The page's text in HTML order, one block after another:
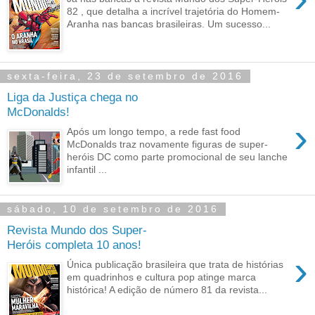
82 , que detalha a incrível trajetória do Homem-
Aranha nas bancas brasileiras. Um sucesso...
sexta-feira, 23 de setembro de 2016
Liga da Justiça chega no
McDonalds!
›
Após um longo tempo, a rede fast food
McDonalds traz novamente figuras de super-
heróis DC como parte promocional de seu lanche
infantil ...
sábado, 10 de setembro de 2016
Revista Mundo dos Super-
Heróis completa 10 anos!
›
Única publicação brasileira que trata de histórias
em quadrinhos e cultura pop atinge marca
histórica! A edição de número 81 da revista...